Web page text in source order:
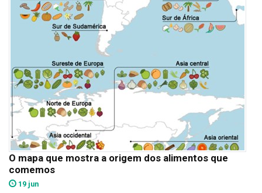
O mapa que mostra a origem dos alimentos que
comemos
19 jun